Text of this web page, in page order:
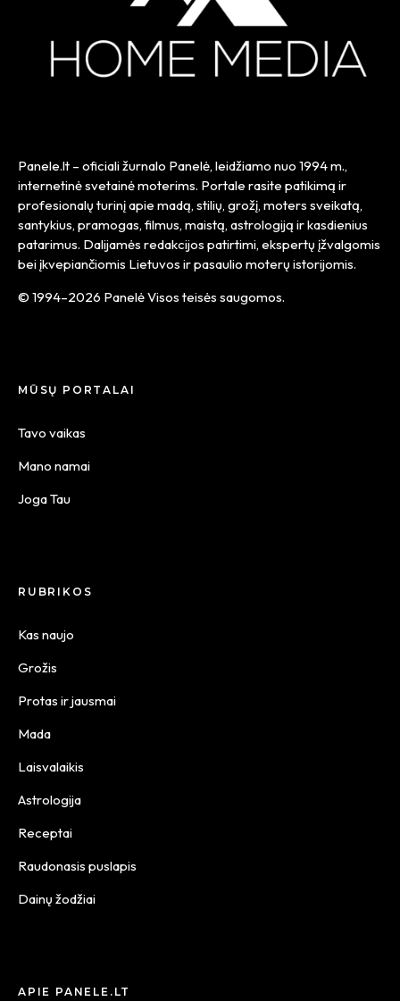
Panele.lt – oficiali žurnalo Panelė, leidžiamo nuo 1994 m.,
internetinė svetainė moterims. Portale rasite patikimą ir
profesionalų turinį apie madą, stilių, grožį, moters sveikatą,
santykius, pramogas, filmus, maistą, astrologiją ir kasdienius
patarimus. Dalijamės redakcijos patirtimi, ekspertų įžvalgomis
bei įkvepiančiomis Lietuvos ir pasaulio moterų istorijomis.
© 1994–2026 Panelė Visos teisės saugomos.
MŪSŲ PORTALAI
Tavo vaikas
Mano namai
Joga Tau
RUBRIKOS
Kas naujo
Grožis
Protas ir jausmai
Mada
Laisvalaikis
Astrologija
Receptai
Raudonasis puslapis
Dainų žodžiai
APIE PANELE.LT